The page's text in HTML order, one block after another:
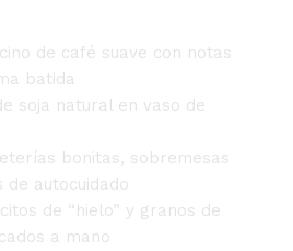
de café suave con notas
batida
soja natural en vaso de
bonitas, sobremesas
autocuidado
de “hielo” y granos de
a mano